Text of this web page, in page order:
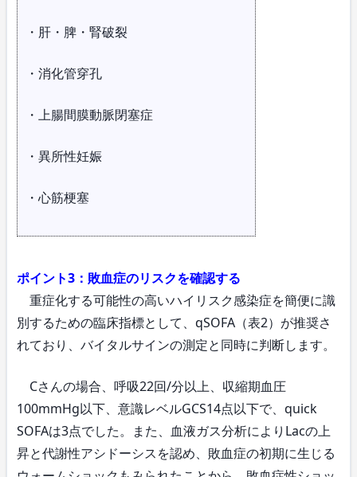
・肝・脾・腎破裂
・消化管穿孔
・上腸間膜動脈閉塞症
・異所性妊娠
・心筋梗塞
ポイント3：敗血症のリスクを確認する
重症化する可能性の高いハイリスク感染症を簡便に識
別するための臨床指標として、qSOFA（表2）が推奨さ
れており、バイタルサインの測定と同時に判断します。
Cさんの場合、呼吸22回/分以上、収縮期血圧
100mmHg以下、意識レベルGCS14点以下で、quick
SOFAは3点でした。また、血液ガス分析によりLacの上
昇と代謝性アシドーシスを認め、敗血症の初期に生じる